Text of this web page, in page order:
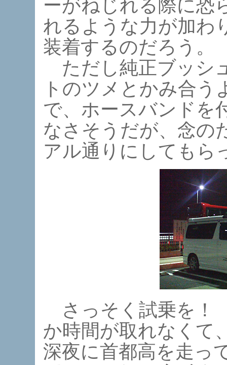
ーがねじれる際に恐
れるような力が加わ
装着するのだろう。
ただし純正ブッシ
トのツメとかみ合
で、ホースバンドを
なさそうだが、念の
アル通りにしてもら
さっそく試乗を！
か時間が取れなくて
深夜に首都高を走っ